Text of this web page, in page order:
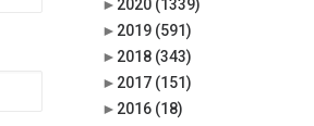
► 2020 (1339)
► 2019 (591)
► 2018 (343)
► 2017 (151)
► 2016 (18)